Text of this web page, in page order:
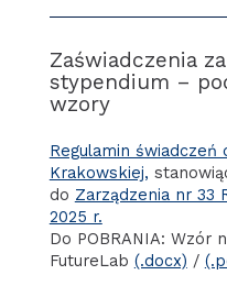
Zaświadczenia
stypendium –
wzory
Regulamin
Krakowskiej,
do Zarządzenia nr 33
2025 r.
Do POBRANIA: Wzór
FutureLab (.docx) /